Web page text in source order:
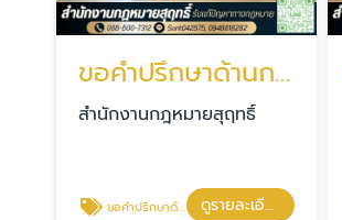
ขอคำปรึกษาด้านกฎหมาย
สำนักงานกฎหมายสุฤทธิ์
ขอคำปรึกษาด้านกฎหมาย ดูรายละเอียด